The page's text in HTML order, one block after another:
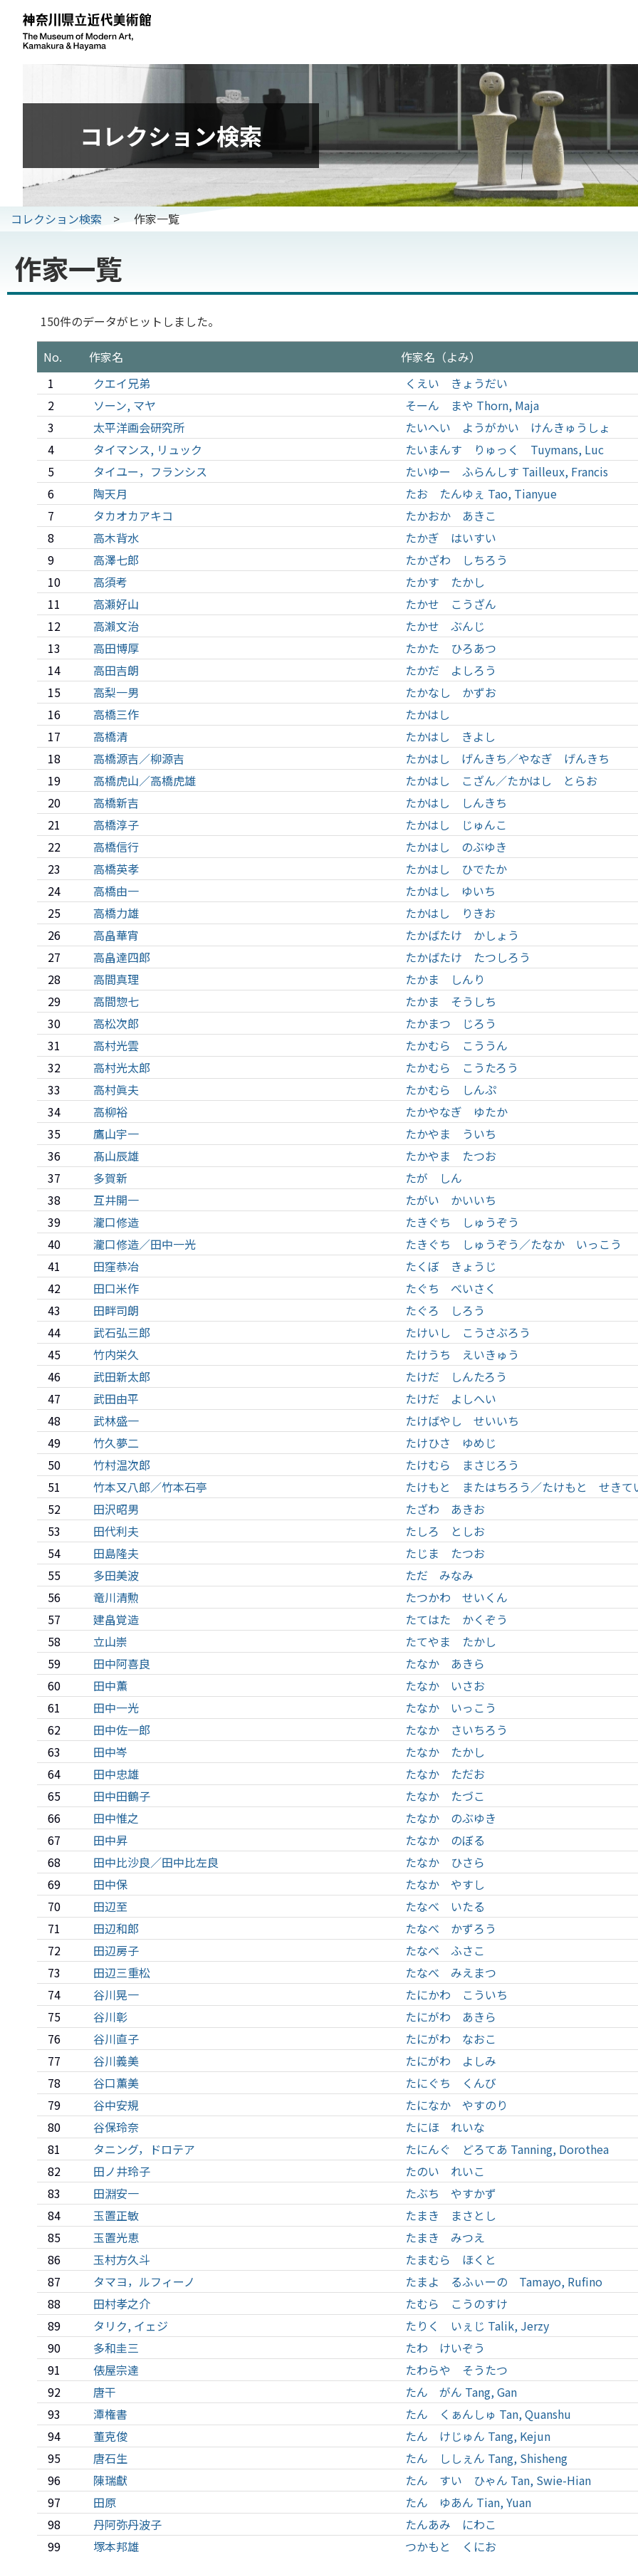
コレクション検索
コレクション検索 > 作家一覧
作家一覧
150件のデータがヒットしました。
No. 作家名
作家名（よみ）
1
クエイ兄弟
くえい きょうだい
2
ソーン, マヤ
そーん まや Thorn, Maja
3
太平洋画会研究所
たいへい ようがかい けんきゅうしょ
4
タイマンス, リュック
たいまんす りゅっく Tuymans, Luc
5
タイユー，フランシス
たいゆー ふらんしす Tailleux, Francis
6
陶天月
たお たんゆぇ Tao, Tianyue
7
タカオカアキコ
たかおか あきこ
8
高木背水
たかぎ はいすい
9
高澤七郎
たかざわ しちろう
10
高須考
たかす たかし
11
高瀬好山
たかせ こうざん
12
高瀨文治
たかせ ぶんじ
13
高田博厚
たかた ひろあつ
14
高田吉朗
たかだ よしろう
15
高梨一男
たかなし かずお
16
高橋三作
たかはし
17
高橋清
たかはし きよし
18
高橋源吉／柳源吉
たかはし げんきち／やなぎ げんきち
19
高橋虎山／高橋虎雄
たかはし こざん／たかはし とらお
20
高橋新吉
たかはし しんきち
21
高橋淳子
たかはし じゅんこ
22
高橋信行
たかはし のぶゆき
23
高橋英孝
たかはし ひでたか
24
高橋由一
たかはし ゆいち
25
高橋力雄
たかはし りきお
26
高畠華宵
たかばたけ かしょう
27
高畠達四郎
たかばたけ たつしろう
28
高間真理
たかま しんり
29
高間惣七
たかま そうしち
30
高松次郎
たかまつ じろう
31
高村光雲
たかむら こううん
32
高村光太郎
たかむら こうたろう
33
高村眞夫
たかむら しんぷ
34
高柳裕
たかやなぎ ゆたか
35
鷹山宇一
たかやま ういち
36
髙山辰雄
たかやま たつお
37
多賀新
たが しん
38
互井開一
たがい かいいち
39
瀧口修造
たきぐち しゅうぞう
40
瀧口修造／田中一光
たきぐち しゅうぞう／たなか いっこう
41
田窪恭冶
たくぼ きょうじ
42
田口米作
たぐち べいさく
43
田畔司朗
たぐろ しろう
44
武石弘三郎
たけいし こうさぶろう
45
竹内栄久
たけうち えいきゅう
46
武田新太郎
たけだ しんたろう
47
武田由平
たけだ よしへい
48
武林盛一
たけばやし せいいち
49
竹久夢二
たけひさ ゆめじ
50
竹村温次郎
たけむら まさじろう
51
竹本又八郎／竹本石亭
たけもと またはちろう／たけもと せきて
52
田沢昭男
たざわ あきお
53
田代利夫
たしろ としお
54
田島隆夫
たじま たつお
55
多田美波
ただ みなみ
56
竜川清勲
たつかわ せいくん
57
建畠覚造
たてはた かくぞう
58
立山崇
たてやま たかし
59
田中阿喜良
たなか あきら
60
田中薫
たなか いさお
61
田中一光
たなか いっこう
62
田中佐一郎
たなか さいちろう
63
田中岑
たなか たかし
64
田中忠雄
たなか ただお
65
田中田鶴子
たなか たづこ
66
田中惟之
たなか のぶゆき
67
田中昇
たなか のぼる
68
田中比沙良／田中比左良
たなか ひさら
69
田中保
たなか やすし
70
田辺至
たなべ いたる
71
田辺和郎
たなべ かずろう
72
田辺房子
たなべ ふさこ
73
田辺三重松
たなべ みえまつ
74
谷川晃一
たにかわ こういち
75
谷川彰
たにがわ あきら
76
谷川直子
たにがわ なおこ
77
谷川義美
たにがわ よしみ
78
谷口薫美
たにぐち くんび
79
谷中安規
たになか やすのり
80
谷保玲奈
たにほ れいな
81
タニング，ドロテア
たにんぐ どろてあ Tanning, Dorothea
82
田ノ井玲子
たのい れいこ
83
田淵安一
たぶち やすかず
84
玉置正敏
たまき まさとし
85
玉置光恵
たまき みつえ
86
玉村方久斗
たまむら ほくと
87
タマヨ，ルフィーノ
たまよ るふぃーの Tamayo, Rufino
88
田村孝之介
たむら こうのすけ
89
タリク, イェジ
たりく いぇじ Talik, Jerzy
90
多和圭三
たわ けいぞう
91
俵屋宗達
たわらや そうたつ
92
唐干
たん がん Tang, Gan
93
潭権書
たん くぁんしゅ Tan, Quanshu
94
董克俊
たん けじゅん Tang, Kejun
95
唐石生
たん ししぇん Tang, Shisheng
96
陳瑞獻
たん すい ひゃん Tan, Swie-Hian
97
田原
たん ゆあん Tian, Yuan
98
丹阿弥丹波子
たんあみ にわこ
99
塚本邦雄 つかもと くにお